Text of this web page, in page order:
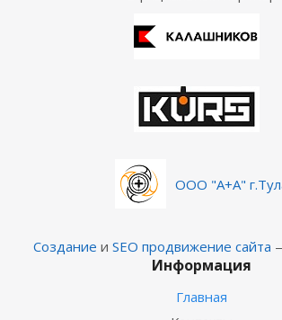
ООО "А+А"
Создание и SEO продвижение сайта
Информация
Главная